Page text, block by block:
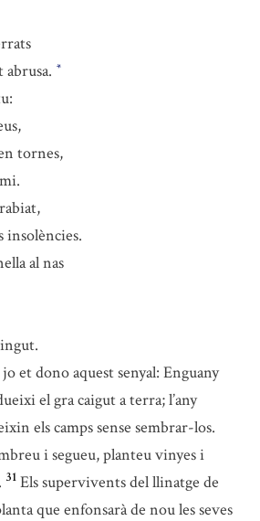
*
tornes,
insolències.
al nas
et dono aquest senyal: Enguany
el gra caigut a terra; l’any
els camps sense sembrar-los.
i segueu, planteu vinyes i
31 Els supervivents del llinatge de
que enfonsarà de nou les seves